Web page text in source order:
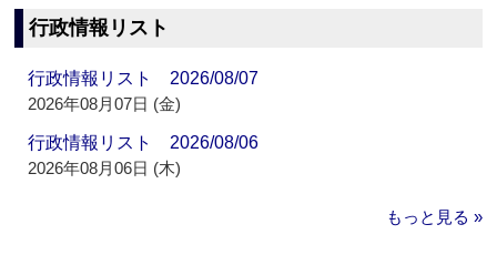
行政情報リスト
行政情報リスト 2026/08/07
2026年08月07日 (金)
行政情報リスト 2026/08/06
2026年08月06日 (木)
もっと見る »